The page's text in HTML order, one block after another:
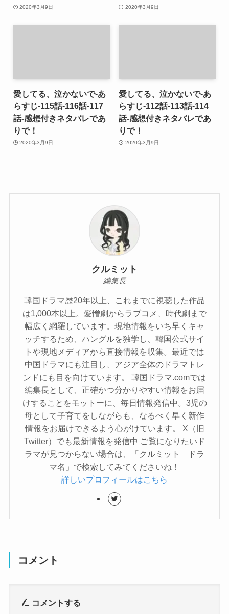
2020年3月9日 2020年3月9日
愛してる、泣かないで-あ
らすじ-115話-116話-117
話-感想付きネタバレであ
りで！
2020年3月9日
愛してる、泣かないで-あ
らすじ-112話-113話-114
話-感想付きネタバレであ
りで！
2020年3月9日
クルミット
編集長
韓国ドラマ歴20年以上、これまでに視聴した作品
は1,000本以上。愛憎劇からラブコメ、時代劇まで
幅広く網羅しています。現地情報をいち早くキャ
ッチするため、ハングルを独学し、韓国公式サイ
トや現地メディアから直接情報を収集。最近では
中国ドラマにも注目し、アジア全体のドラマトレ
ンドにも目を向けています。 韓国ドラマ.comでは
編集長として、正確かつ分かりやすい情報をお届
けすることをモットーに、毎日情報発信中。3児の
母として子育てをしながらも、なるべく早く新作
情報をお届けできるよう心がけています。 X（旧
Twitter）でも最新情報を発信中 ご覧になりたいド
ラマが見つからない場合は、「クルミット ドラ
マ名」で検索してみてくださいね！
詳しいプロフィールはこちら
コメント
コメントする